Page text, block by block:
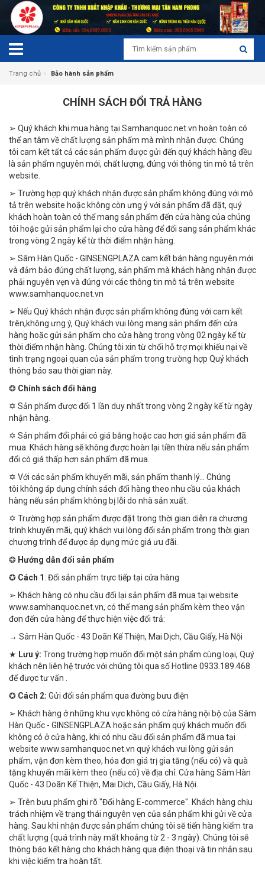
Trang chủ › Bảo hành sản phẩm
CHÍNH SÁCH ĐỔI TRẢ HÀNG
➢ Quý khách khi mua hàng tại Samhanquoc.net.vn hoàn toàn có
thể an tâm về chất lượng sản phẩm mà mình nhận được. Chúng
tôi cam kết tất cả các sản phẩm được gửi đến quý khách hàng đều
là sản phẩm nguyên mới, chất lượng, đúng với thông tin mô tả trên
website.
➢ Trường hợp quý khách nhận được sản phẩm không đúng với mô
tả trên website hoặc không còn ưng ý với sản phẩm đã đặt, quý
khách hoàn toàn có thể mang sản phẩm đến cửa hàng của chúng
tôi hoặc gửi sản phẩm lại cho cửa hàng để đổi sang sản phẩm khác
trong vòng 2 ngày kể từ thời điểm nhận hàng.
➢ Sâm Hàn Quốc - GINSENGPLAZA cam kết bán hàng nguyên mới
và đảm bảo đúng chất lượng, sản phẩm mà khách hàng nhận được
phải nguyên vẹn và đúng với các thông tin mô tả trên website
www.samhanquoc.net.vn
➢ Nếu Quý khách nhận được sản phẩm không đúng với cam kết
trên,không ưng ý, Quý khách vui lòng mang sản phẩm đến cửa
hàng hoặc gửi sản phẩm cho cửa hàng trong vòng 02 ngày kể từ
thời điểm nhận hàng. Chúng tôi xin từ chối hỗ trợ mọi khiếu nại về
tình trạng ngoại quan của sản phẩm trong trường hợp Quý khách
thông báo sau thời gian này.
❂ Chính sách đổi hàng
✡ Sản phẩm được đổi 1 lần duy nhất trong vòng 2 ngày kể từ ngày
nhận hàng.
✡ Sản phẩm đổi phải có giá bằng hoặc cao hơn giá sản phẩm đã
mua. Khách hàng sẽ không được hoàn lại tiền thừa nếu sản phẩm
đổi có giá thấp hơn sản phẩm đã mua.
✡ Với các sản phẩm khuyến mãi, sản phẩm thanh lý… Chúng
tôi không áp dụng chính sách đổi hàng theo nhu cầu của khách
hàng nếu sản phẩm không bị lỗi do nhà sản xuất.
✡ Trường hợp sản phẩm được đặt trong thời gian diễn ra chương
trình khuyến mãi, quý khách vui lòng đổi sản phẩm trong thời gian
chương trình để được áp dụng mức giá ưu đãi.
❂ Hướng dẫn đổi sản phẩm
✪ Cách 1: Đổi sản phẩm trực tiếp tại cửa hàng
➢ Khách hàng có nhu cầu đổi lại sản phẩm đã mua tại website
www.samhanquoc.net.vn, có thể mang sản phẩm kèm theo vận
đơn đến cửa hàng để thực hiện việc đổi trả:
→ Sâm Hàn Quốc - 43 Doãn Kế Thiện, Mai Dịch, Cầu Giấy, Hà Nội
★ Lưu ý: Trong trường hợp muốn đổi một sản phẩm cùng loại, Quý
khách nên liên hệ trước với chúng tôi qua số Hotline 0933.189.468
để được tư vấn .
✪ Cách 2: Gửi đổi sản phẩm qua đường bưu điện
➢ Khách hàng ở những khu vực không có cửa hàng nội bộ của Sâm
Hàn Quốc - GINSENGPLAZA hoặc sản phẩm quý khách muốn đổi
không có ở cửa hàng, khi có nhu cầu đổi sản phẩm đã mua tại
website www.samhanquoc.net.vn quý khách vui lòng gửi sản
phẩm, vận đơn kèm theo, hóa đơn giá trị gia tăng (nếu có) và quà
tặng khuyến mãi kèm theo (nếu có) về địa chỉ: Cửa hàng Sâm Hàn
Quốc - 43 Doãn Kế Thiện, Mai Dịch, Cầu Giấy, Hà Nội.
➢ Trên bưu phẩm ghi rõ "Đổi hàng E-commerce". Khách hàng chịu
trách nhiệm về trạng thái nguyên vẹn của sản phẩm khi gửi về cửa
hàng. Sau khi nhận được sản phẩm chúng tôi sẽ tiến hàng kiểm tra
chất lượng (quá trình này mất khoảng từ 2 - 3 ngày). Chúng tôi sẽ
thông báo kết hàng cho khách hàng qua điện thoại và tin nhắn sau
khi việc kiểm tra hoàn tất.